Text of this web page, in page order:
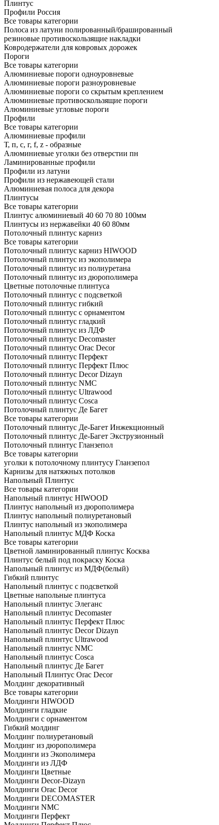
Плинтус
Профили Россия
Все товары категории
Полоса из латуни полированный/брашированный
резиновые противоскользящие накладки
Ковродержатели для ковровых дорожек
Пороги
Все товары категории
Алюминиевые пороги одноуровневые
Алюминиевые пороги разноуровневые
Алюминиевые пороги со скрытым креплением
Алюминиевые противоскользящие пороги
Алюминиевые угловые пороги
Профили
Все товары категории
Алюминиевые профили
Т, п, с, г, f, z - образные
Алюминиевые уголки без отверстии пн
Ламинированные профили
Профили из латуни
Профили из нержавеющей стали
Алюминиевая полоса для декора
Плинтусы
Все товары категории
Плинтус алюминиевый 40 60 70 80 100мм
Плинтусы из нержавейки 40 60 80мм
Потолочный плинтус карниз
Все товары категории
Потолочный плинтус карниз HIWOOD
Потолочный плинтус из экополимера
Потолочный плинтус из полиуретана
Потолочный плинтус из дюрополимера
Цветные потолочные плинтуса
Потолочный плинтус с подсветкой
Потолочный плинтус гибкий
Потолочный плинтус с орнаментом
Потолочный плинтус гладкий
Потолочный плинтус из ЛДФ
Потолочный плинтус Decomaster
Потолочный плинтус Orac Decor
Потолочный плинтус Перфект
Потолочный плинтус Перфект Плюс
Потолочный плинтус Dеcor Dizayn
Потолочный плинтус NMC
Потолочный плинтус Ultrawood
Потолочный плинтус Cosca
Потолочный плинтус Де Багет
Все товары категории
Потолочный плинтус Де-Багет Инжекционный
Потолочный плинтус Де-Багет Экструзионный
Потолочный плинтус Гланзепол
Все товары категории
уголки к потолочному плинтусу Гланзепол
Карнизы для натяжных потолков
Напольный Плинтус
Все товары категории
Напольный плинтус HIWOOD
Плинтус напольный из дюрополимера
Плинтус напольный полиуретановый
Плинтус напольный из экополимера
Напольный плинтус МДФ Коска
Все товары категории
Цветной ламинированный плинтус Косква
Плинтус белый под покраску Коска
Напольный плинтус из МДФ(белый)
Гибкий плинтус
Напольный плинтус с подсветкой
Цветные напольные плинтуса
Напольный плинтус Элеганс
Напольный плинтус Decomaster
Напольный плинтус Перфект Плюс
Напольный плинтус Decor Dizayn
Напольный плинтус Ultrawood
Напольный плинтус NMC
Напольный плинтус Cosca
Напольный плинтус Де Багет
Напольный Плинтус Orac Decor
Молдинг декоративный
Все товары категории
Молдинги HIWOOD
Молдинги гладкие
Молдинги с орнаментом
Гибкий молдинг
Молдинг полиуретановый
Молдинг из дюрополимера
Молдинги из Экополимера
Молдинги из ЛДФ
Молдинги Цветные
Молдинги Decor-Dizayn
Молдинги Orac Decor
Молдинги DECOMASTER
Молдинги NMC
Молдинги Перфект